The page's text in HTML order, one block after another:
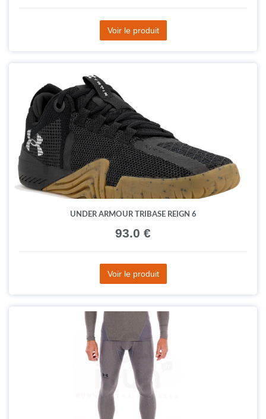
Voir le produit
UNDER ARMOUR TRIBASE REIGN 6
93.0 €
Voir le produit